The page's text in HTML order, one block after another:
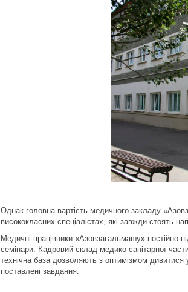
Однак головна вартість медичного закладу
висококласних спеціалістах, які завжди стоять
Медичні працівники «Азовзагальмашу» постійно
семінари. Кадровий склад медико-санітарної
технічна база дозволяють з оптимізмом дивитися
поставлені завдання.